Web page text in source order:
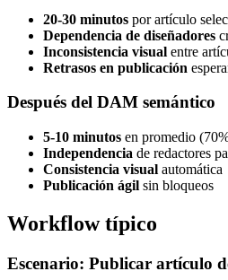
20-30 minutos por artículo
Dependencia de diseñadores
Inconsistencia visual entre
Retrasos en publicación
Después del DAM semántico
5-10 minutos en promedio
Independencia de redactores
Consistencia visual automática
Publicación ágil sin bloqueos
Workflow típico
Escenario: Publicar artículo